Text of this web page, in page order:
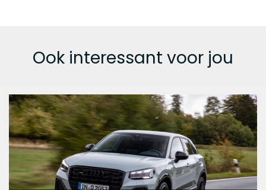
Ook interessant voor jou